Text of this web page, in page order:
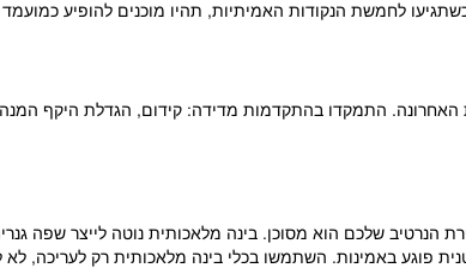
לחמשת הנקודות האמיתיות, תהיו מוכנים להופיע כמועמד
התמקדו בהתקדמות מדידה: קידום, הגדלת היקף
שלכם הוא מסוכן. בינה מלאכותית נוטה לייצר שפה
פוגע באמינות. השתמשו בכלי בינה מלאכותית רק לעריכה, לא